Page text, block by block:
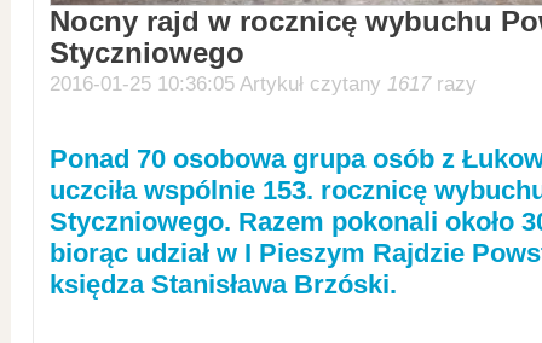
Nocny rajd w rocznicę wybuchu
Styczniowego
2016-01-25 10:36:05 Artykuł czytany 1617razy
Ponad 70 osobowa grupa osób z
uczciła wspólnie 153. rocznicę
Styczniowego. Razem pokonali około
biorąc udział w I Pieszym Rajdzie
księdza Stanisława Brzóski.